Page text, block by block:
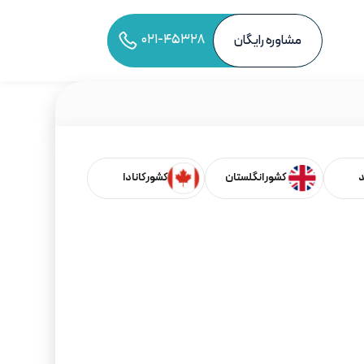
۰۲۱-۴۵۳۲۸ مشاوره رایگان
کشور انگلستان کشور کانادا